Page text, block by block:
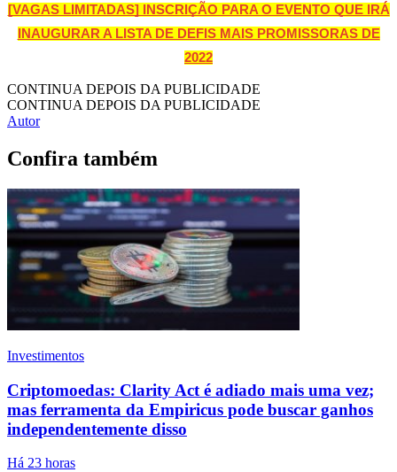
[VAGAS LIMITADAS] INSCRIÇÃO PARA O EVENTO QUE IRÁ
INAUGURAR A LISTA DE DEFIS MAIS PROMISSORAS DE
2022
CONTINUA DEPOIS DA PUBLICIDADE
CONTINUA DEPOIS DA PUBLICIDADE
Autor
Confira também
Investimentos
Criptomoedas: Clarity Act é adiado mais uma vez;
mas ferramenta da Empiricus pode buscar ganhos
independentemente disso
Há 23 horas